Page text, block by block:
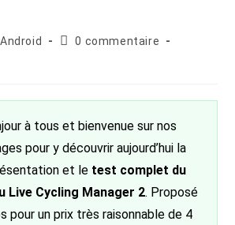
Commentaires
0 commentaire
à tous et bienvenue sur nos
pour y découvrir aujourd’hui la
et le test complet du
Live Cycling Manager 2. Proposé
pour un prix très raisonnable de 4